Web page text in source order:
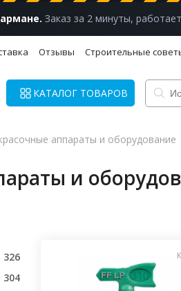
Заказ за 2 минуты,
Отзывы Строительные
КАТАЛОГ ТОВАРОВ
аппараты и оборудование
и
326
304